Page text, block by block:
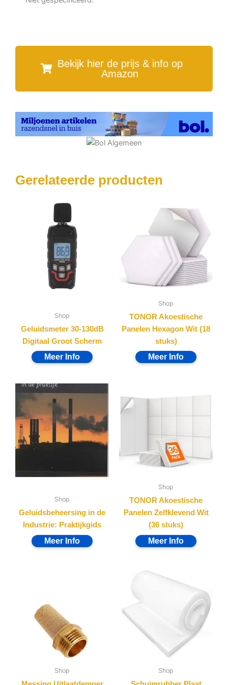
Bekijk hier de prijs & info op
Amazon
Gerelateerde producten
Shop
Geluidsmeter 30-130dB
Digitaal Groot Scherm
Shop
TONOR Akoestische
Panelen Hexagon Wit (18
stuks)
Shop
Geluidsbeheersing in de
Industrie: Praktijkgids
Shop
TONOR Akoestische
Panelen Zelfklevend Wit
(36 stuks)
Shop Shop